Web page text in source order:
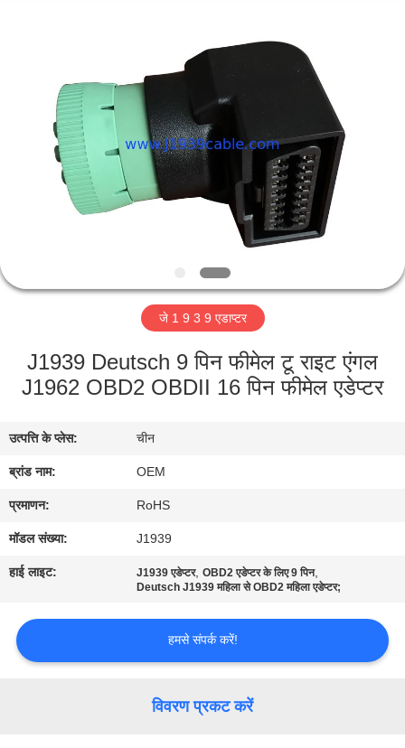
उत्पादों
में
भ्रमण
नियंत्रण
संपर्क
करें
उद्धरण
की
जे 1 9 3 9 एडाप्टर
J1939 Deutsch 9 पिन फीमेल टू राइट एंगल
J1962 OBD2 OBDII 16 पिन फीमेल एडेप्टर
उत्पत्ति के प्लेस: चीन
ब्रांड नाम: OEM
प्रमाणन: RoHS
मॉडल संख्या: J1939
हाई लाइट: J1939 एडेप्टर,OBD2 एडेप्टर के लिए 9 पिन,
Deutsch J1939 महिला से OBD2 महिला एडेप्टर;
हमसे संपर्क करें!
विवरण प्रकट करें